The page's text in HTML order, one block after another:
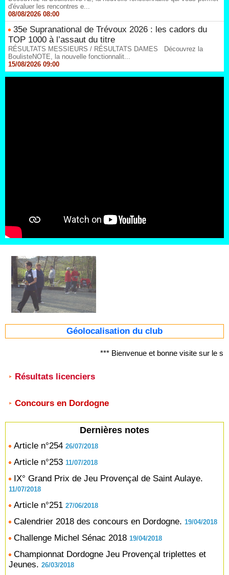
Géolocalisation du club
*** Bienvenue et bonne visite sur le site
Résultats licenciers
Concours en Dordogne
Dernières notes
Article n°254 26/07/2018
Article n°253 11/07/2018
IX° Grand Prix de Jeu Provençal de Saint Aulaye.
11/07/2018
Article n°251 27/06/2018
Calendrier 2018 des concours en Dordogne. 19/04/2018
Challenge Michel Sénac 2018 19/04/2018
Championnat Dordogne Jeu Provençal triplettes et
Jeunes. 26/03/2018
d'évaluer les rencontres e...
08/08/2026 08:00
35e Supranational de Trévoux 2026 : les cadors du
TOP 1000 à l’assaut du titre
RÉSULTATS MESSIEURS / RÉSULTATS DAMES Découvrez la
BoulisteNOTE, la nouvelle fonctionnalit...
15/08/2026 09:00